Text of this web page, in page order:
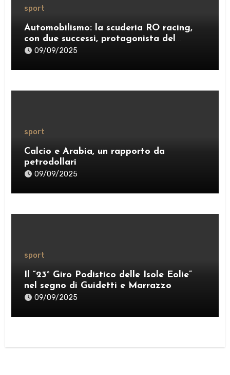
sport
Automobilismo: la scuderia RO racing,
con due successi, protagonista del
weekend
09/09/2025
sport
Calcio e Arabia, un rapporto da
petrodollari
09/09/2025
sport
Il “23° Giro Podistico delle Isole Eolie”
nel segno di Guidetti e Marrazzo
09/09/2025